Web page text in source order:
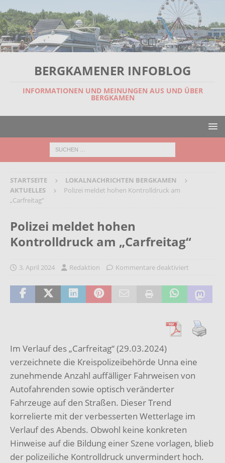
BERGKAMENER INFOBLOG
INFORMATIONEN UND MEINUNGEN AUS UND ÜBER
BERGKAMEN
STARTSEITE
LOKALNACHRICHTEN BERGKAMEN
AKTUELLES
Polizei meldet hohen Kontrolldruck am
„Carfreitag“
Polizei meldet hohen
Kontrolldruck am „Carfreitag“
3. April 2024 Redaktion Kommentare deaktiviert
Im Verlauf des „Carfreitag“ (29.03.2024)
verzeichnete die Kreispolizeibehörde Unna eine
zunehmende Anzahl auffälliger Fahrweisen von
Autofahrenden sowie optisch veränderter
Fahrzeuge auf den Straßen. Dieser Trend
korrelierte mit der verbesserten Wetterlage im
Verlauf des Abends. Obwohl keine konkreten
Hinweise auf die Bildung einer Szene vorlagen, blieb
der polizeiliche Kontrolldruck unvermindert hoch.